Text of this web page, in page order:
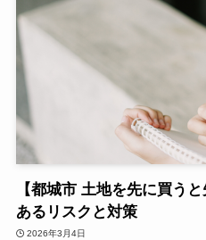
【都城市 土地を先に買う
あるリスクと対策
2026年3月4日